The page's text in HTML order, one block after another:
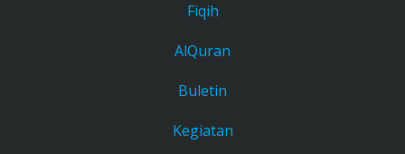
Fiqih
AlQuran
Buletin
Kegiatan